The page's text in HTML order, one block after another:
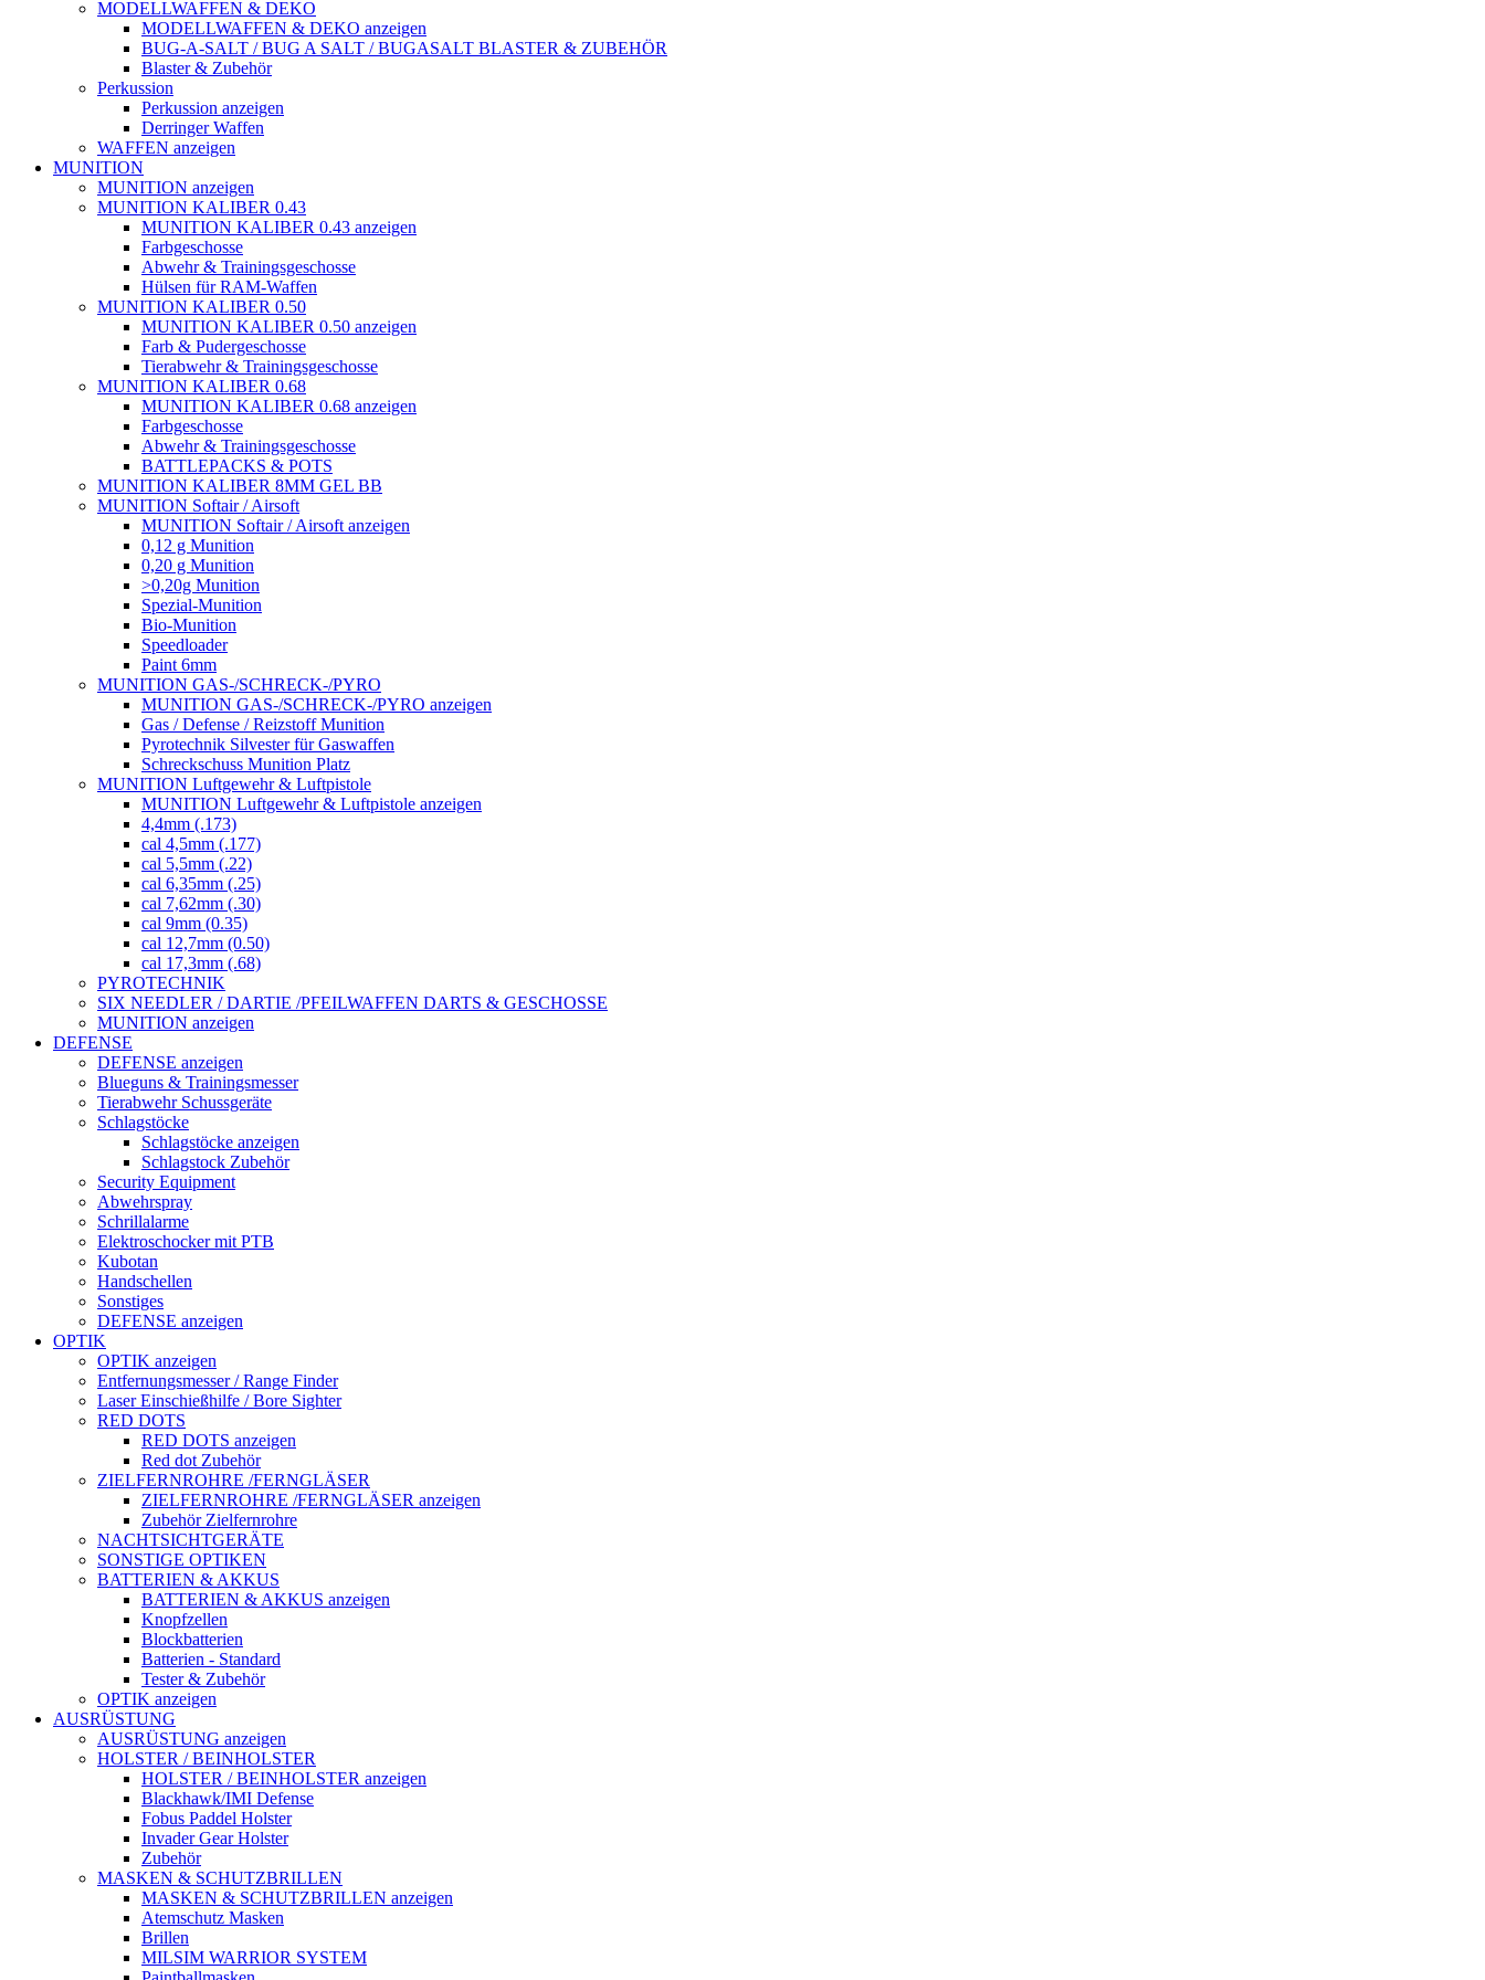
MODELLWAFFEN & DEKO
MODELLWAFFEN & DEKO anzeigen
BUG-A-SALT / BUG A SALT / BUGASALT BLASTER & ZUBEHÖR
Blaster & Zubehör
Perkussion
Perkussion anzeigen
Derringer Waffen
WAFFEN anzeigen
MUNITION
MUNITION anzeigen
MUNITION KALIBER 0.43
MUNITION KALIBER 0.43 anzeigen
Farbgeschosse
Abwehr & Trainingsgeschosse
Hülsen für RAM-Waffen
MUNITION KALIBER 0.50
MUNITION KALIBER 0.50 anzeigen
Farb & Pudergeschosse
Tierabwehr & Trainingsgeschosse
MUNITION KALIBER 0.68
MUNITION KALIBER 0.68 anzeigen
Farbgeschosse
Abwehr & Trainingsgeschosse
BATTLEPACKS & POTS
MUNITION KALIBER 8MM GEL BB
MUNITION Softair / Airsoft
MUNITION Softair / Airsoft anzeigen
0,12 g Munition
0,20 g Munition
>0,20g Munition
Spezial-Munition
Bio-Munition
Speedloader
Paint 6mm
MUNITION GAS-/SCHRECK-/PYRO
MUNITION GAS-/SCHRECK-/PYRO anzeigen
Gas / Defense / Reizstoff Munition
Pyrotechnik Silvester für Gaswaffen
Schreckschuss Munition Platz
MUNITION Luftgewehr & Luftpistole
MUNITION Luftgewehr & Luftpistole anzeigen
4,4mm (.173)
cal 4,5mm (.177)
cal 5,5mm (.22)
cal 6,35mm (.25)
cal 7,62mm (.30)
cal 9mm (0.35)
cal 12,7mm (0.50)
cal 17,3mm (.68)
PYROTECHNIK
SIX NEEDLER / DARTIE /PFEILWAFFEN DARTS & GESCHOSSE
MUNITION anzeigen
DEFENSE
DEFENSE anzeigen
Blueguns & Trainingsmesser
Tierabwehr Schussgeräte
Schlagstöcke
Schlagstöcke anzeigen
Schlagstock Zubehör
Security Equipment
Abwehrspray
Schrillalarme
Elektroschocker mit PTB
Kubotan
Handschellen
Sonstiges
DEFENSE anzeigen
OPTIK
OPTIK anzeigen
Entfernungsmesser / Range Finder
Laser Einschießhilfe / Bore Sighter
RED DOTS
RED DOTS anzeigen
Red dot Zubehör
ZIELFERNROHRE /FERNGLÄSER
ZIELFERNROHRE /FERNGLÄSER anzeigen
Zubehör Zielfernrohre
NACHTSICHTGERÄTE
SONSTIGE OPTIKEN
BATTERIEN & AKKUS
BATTERIEN & AKKUS anzeigen
Knopfzellen
Blockbatterien
Batterien - Standard
Tester & Zubehör
OPTIK anzeigen
AUSRÜSTUNG
AUSRÜSTUNG anzeigen
HOLSTER / BEINHOLSTER
HOLSTER / BEINHOLSTER anzeigen
Blackhawk/IMI Defense
Fobus Paddel Holster
Invader Gear Holster
Zubehör
MASKEN & SCHUTZBRILLEN
MASKEN & SCHUTZBRILLEN anzeigen
Atemschutz Masken
Brillen
MILSIM WARRIOR SYSTEM